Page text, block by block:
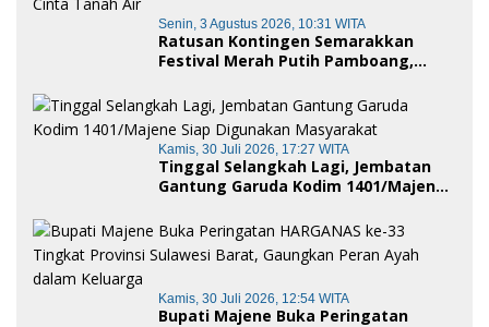
Senin, 3 Agustus 2026, 10:31 WITA
Ratusan Kontingen Semarakkan
Festival Merah Putih Pamboang,
Royong dan Cinta Tanah Air
Kamis, 30 Juli 2026, 17:27 WITA
Tinggal Selangkah Lagi, Jembatan
Gantung Garuda Kodim 1401/Majene
Kamis, 30 Juli 2026, 12:54 WITA
Bupati Majene Buka Peringatan